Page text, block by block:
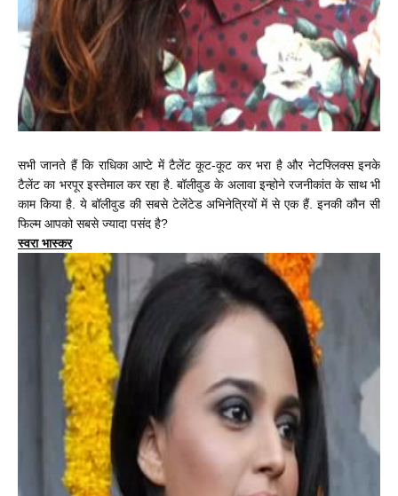
सभी जानते हैं कि राधिका आप्टे में टैलेंट कूट-कूट कर भरा है और नेटफ्लिक्स इनके
टैलेंट का भरपूर इस्तेमाल कर रहा है. बॉलीवुड के अलावा इन्होने रजनीकांत के साथ भी
काम किया है. ये बॉलीवुड की सबसे टेलेंटेड अभिनेत्रियों में से एक हैं. इनकी कौन सी
फिल्म आपको सबसे ज्यादा पसंद है?
स्वरा भास्कर